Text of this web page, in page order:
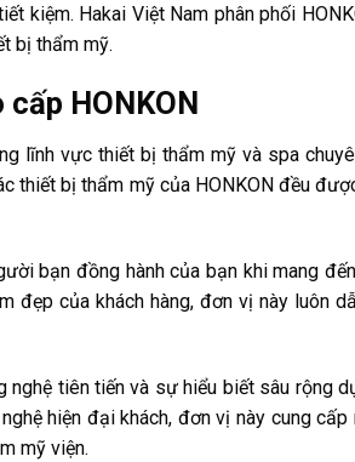
kiệm. Hakai Việt Nam phân phối
bị thẩm mỹ.
HONKON
lĩnh vực thiết bị thẩm mỹ và spa
thiết bị thẩm mỹ của HONKON đều
bạn đồng hành của bạn khi mang
đẹp của khách hàng, đơn vị này luôn
nghệ tiên tiến và sự hiểu biết sâu rộng
hiện đại khách, đơn vị này cung
mỹ viện.